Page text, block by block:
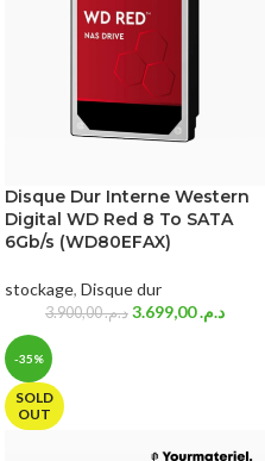
Disque Dur Interne Western
Digital WD Red 8 To SATA
6Gb/s (WD80EFAX)
stockage, Disque dur
د.م.3.900,00 د.م.3.699,00
-35%
SOLD
OUT